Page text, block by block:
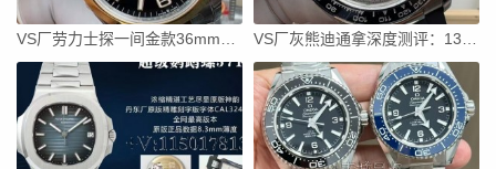
VS厂劳力士探一间金款36mm真实评测 VS厂灰熊迪通拿深度测评：137克配重+丹东一体机芯值不值得入？